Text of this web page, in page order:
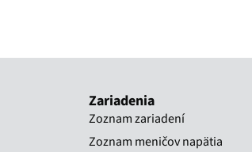
Zariadenia
Zoznam zariadení
Zoznam meničov napätia